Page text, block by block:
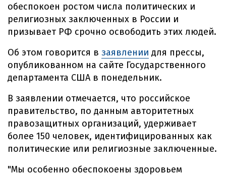
обеспокоен ростом числа политических и
религиозных заключенных в России и
призывает РФ срочно освободить этих людей.
Об этом говорится в заявлении для прессы,
опубликованном на сайте Государственного
департамента США в понедельник.
В заявлении отмечается, что российское
правительство, по данным авторитетных
правозащитных организаций, удерживает
более 150 человек, идентифицированных как
политические или религиозные заключенные.
"Мы особенно обеспокоены здоровьем